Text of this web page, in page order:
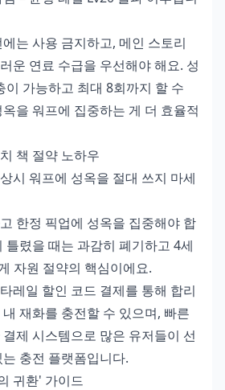
는 사용 금지하고, 메인 스토리
운 연료 수급을 우선해야 해요. 성
가능하고 최대 8회까지 할 수
을 워프에 집중하는 게 더 효율적
책 절약 노하우
시 워프에 성옥을 절대 쓰지 마세
한정 픽업에 성옥을 집중해야 합
틀렸을 때는 과감히 폐기하고 4세
자원 절약의 핵심이에요.
레일 할인 코드 결제를 통해 합리
재화를 충전할 수 있으며, 빠른
제 시스템으로 많은 유저들이 선
충전 플랫폼입니다.
귀환' 가이드